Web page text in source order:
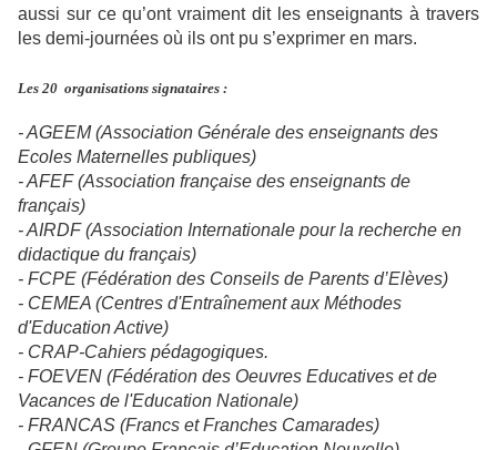
aussi sur ce qu’ont vraiment dit les enseignants à travers
les demi-journées où ils ont pu s’exprimer en mars.
Les 20 organisations signataires :
- AGEEM (Association Générale des enseignants des
Ecoles Maternelles publiques)
- AFEF (Association française des enseignants de
français)
- AIRDF (Association Internationale pour la recherche en
didactique du français)
- FCPE (Fédération des Conseils de Parents d’Elèves)
- CEMEA (Centres d'Entraînement aux Méthodes
d'Education Active)
- CRAP-Cahiers pédagogiques.
- FOEVEN (Fédération des Oeuvres Educatives et de
Vacances de l'Education Nationale)
- FRANCAS (Francs et Franches Camarades)